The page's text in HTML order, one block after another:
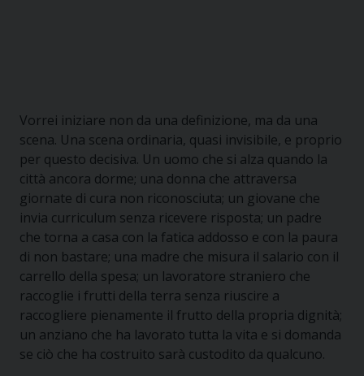
Vorrei iniziare non da una definizione, ma da una
scena. Una scena ordinaria, quasi invisibile, e proprio
per questo decisiva. Un uomo che si alza quando la
città ancora dorme; una donna che attraversa
giornate di cura non riconosciuta; un giovane che
invia curriculum senza ricevere risposta; un padre
che torna a casa con la fatica addosso e con la paura
di non bastare; una madre che misura il salario con il
carrello della spesa; un lavoratore straniero che
raccoglie i frutti della terra senza riuscire a
raccogliere pienamente il frutto della propria dignità;
un anziano che ha lavorato tutta la vita e si domanda
se ciò che ha costruito sarà custodito da qualcuno.